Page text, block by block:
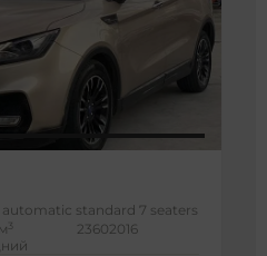
automatic standard 7 seaters
3 23602016